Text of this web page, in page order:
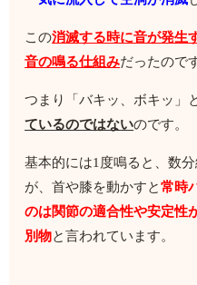
この消滅する時に音が発生
音の鳴る仕組みだったので
つまり「バキッ、ボキッ」
ているのではないのです。
基本的には1度鳴ると、数
が、首や膝を動かすと常時
のは関節の適合性や安定性
別物と言われています。